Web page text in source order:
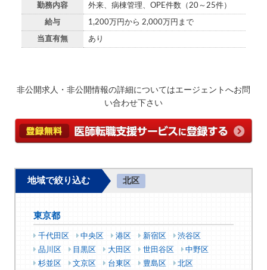
勤務内容 外来、病棟管理、OPE件数（20～25件）
給与 1,200万円から 2,000万円まで
当直有無 あり
非公開求人・非公開情報の詳細についてはエージェントへお問
い合わせ下さい
地域で絞り込む 北区
東京都
千代田区 中央区 港区 新宿区
渋谷区
品川区
目黒区 大田区 世田谷区
中野区
杉並区
文京区 台東区 豊島区
北区